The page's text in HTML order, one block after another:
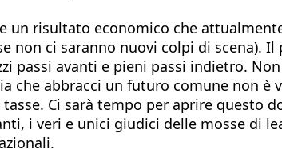
un risultato economico che
ci saranno nuovi colpi di scena). Il
passi avanti e pieni passi indietro.
che abbracci un futuro comune non è
Ci sarà tempo per aprire questo
i veri e unici giudici delle mosse di